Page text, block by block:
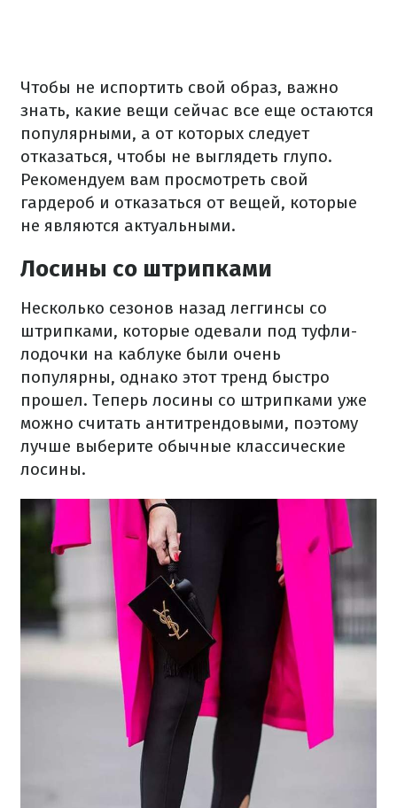
Чтобы не испортить свой образ, важно
знать, какие вещи сейчас все еще остаются
популярными, а от которых следует
отказаться, чтобы не выглядеть глупо.
Рекомендуем вам просмотреть свой
гардероб и отказаться от вещей, которые
не являются актуальными.
Лосины со штрипками
Несколько сезонов назад леггинсы со
штрипками, которые одевали под туфли-
лодочки на каблуке были очень
популярны, однако этот тренд быстро
прошел. Теперь лосины со штрипками уже
можно считать антитрендовыми, поэтому
лучше выберите обычные классические
лосины.